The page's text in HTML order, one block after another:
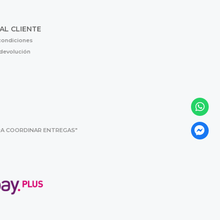
CLIENTE
COORDINAR ENTREGAS"